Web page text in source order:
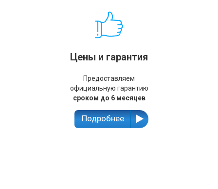
Цены и гарантия
Предоставляем
официальную гарантию
сроком до 6 месяцев
Подробнее